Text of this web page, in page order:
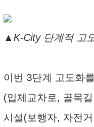
▲K-City 단계적 고
이번 3단계 고도화
(입체교차로, 골목
시설(보행자, 자전